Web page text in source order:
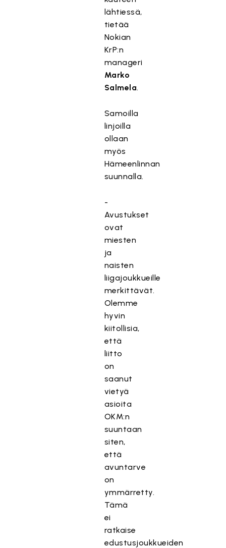
lähtiessä,
tietää
Nokian
KrP:n
manageri
Marko
Salmela.
Samoilla
linjoilla
ollaan
myös
Hämeenlinnan
suunnalla.
-
Avustukset
ovat
miesten
ja
naisten
liigajoukkueille
merkittävät.
Olemme
hyvin
kiitollisia,
että
liitto
on
saanut
vietyä
asioita
OKM:n
suuntaan
siten,
että
avuntarve
on
ymmärretty.
Tämä
ei
ratkaise
edustusjoukkueiden